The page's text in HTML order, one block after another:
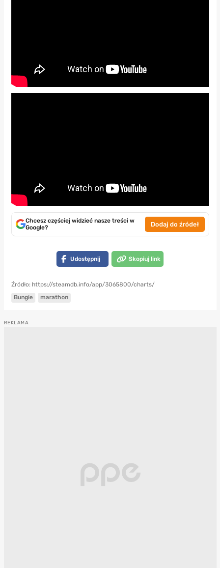
Chcesz częściej widzieć nasze treści w
Google?
Dodaj do źródeł
Udostępnij Skopiuj link
Źródło: https://steamdb.info/app/3065800/charts/
Bungie
marathon